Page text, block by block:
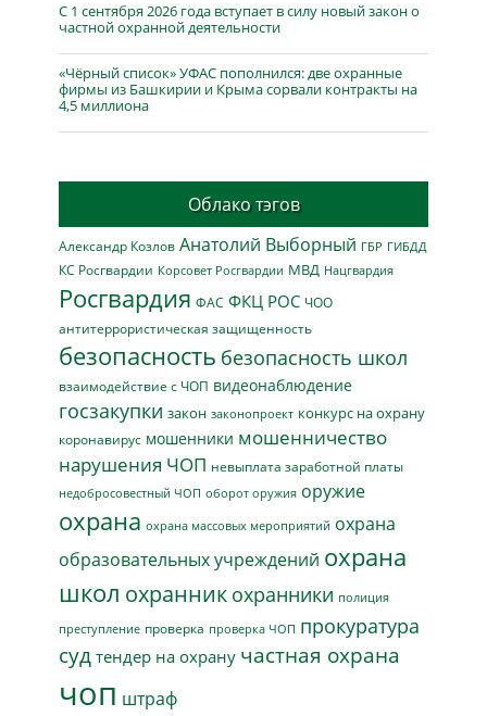
С 1 сентября 2026 года вступает в силу новый закон о
частной охранной деятельности
«Чёрный список» УФАС пополнился: две охранные
фирмы из Башкирии и Крыма сорвали контракты на
4,5 миллиона
Облако тэгов
Александр Козлов Анатолий Выборный ГБР ГИБДД
КС Росгвардии Корсовет Росгвардии МВД Нацгвардия
Росгвардия ФАС ФКЦ РОС ЧОО
антитеррористическая защищенность
безопасность безопасность школ
взаимодействие с ЧОП видеонаблюдение
госзакупки закон законопроект конкурс на охрану
коронавирус мошенники мошенничество
нарушения ЧОП невыплата заработной платы
недобросовестный ЧОП оборот оружия оружие
охрана охрана массовых мероприятий охрана
образовательных учреждений охрана
школ охранник охранники полиция
преступление проверка проверка ЧОП прокуратура
суд тендер на охрану частная охрана
чоп штраф